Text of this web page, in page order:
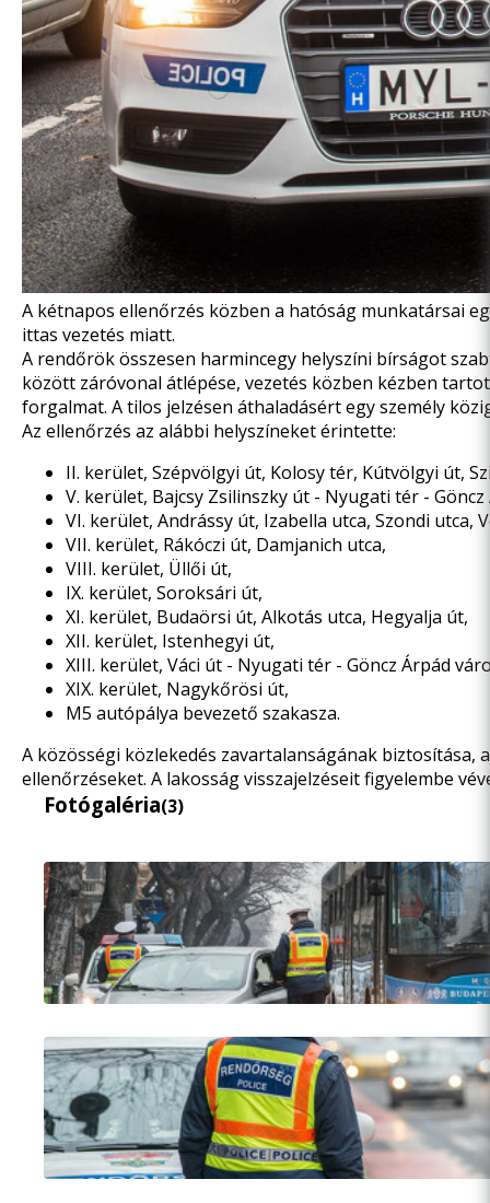
A kétnapos ellenőrzés közben a hatóság munkatársai
ittas vezetés miatt.
A rendőrök összesen harmincegy helyszíni bírságot
között záróvonal átlépése, vezetés közben kézben
forgalmat. A tilos jelzésen áthaladásért egy személy
Az ellenőrzés az alábbi helyszíneket érintette:
II. kerület, Szépvölgyi út, Kolosy tér, Kútvölgyi út,
V. kerület, Bajcsy Zsilinszky út - Nyugati tér -
VI. kerület, Andrássy út, Izabella utca, Szondi utca,
VII. kerület, Rákóczi út, Damjanich utca,
VIII. kerület, Üllői út,
IX. kerület, Soroksári út,
XI. kerület, Budaörsi út, Alkotás utca, Hegyalja út,
XII. kerület, Istenhegyi út,
XIII. kerület, Váci út - Nyugati tér - Göncz Árpád
XIX. kerület, Nagykőrösi út,
M5 autópálya bevezető szakasza.
A közösségi közlekedés zavartalanságának biztosítása,
ellenőrzéseket. A lakosság visszajelzéseit figyelembe
Fotógaléria(3)